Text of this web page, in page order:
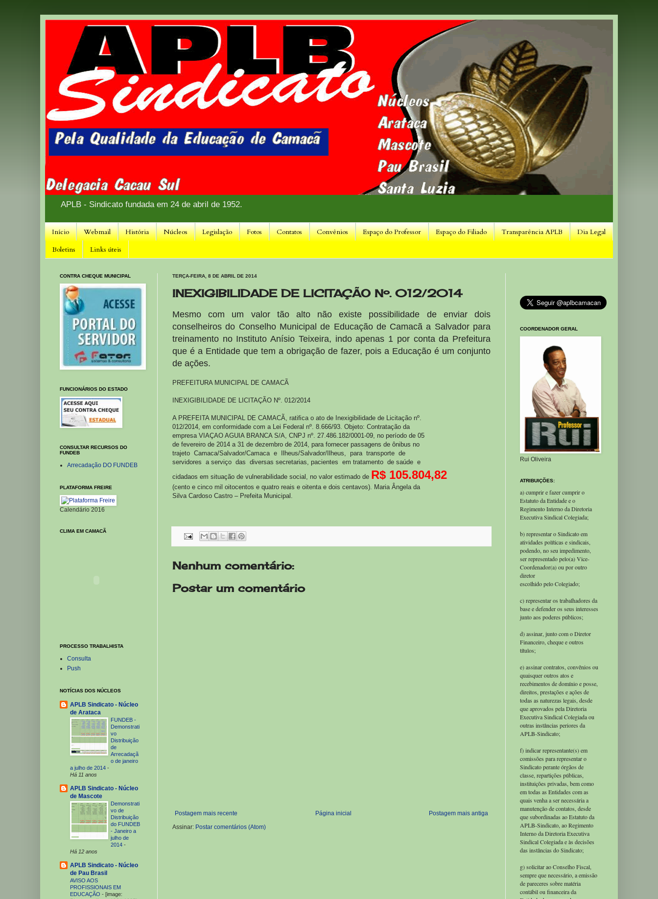
APLB - Sindicato fundada em 24 de abril de 1952.
Início Webmail História Núcleos Legislação Fotos Contatos Convênios Espaço do Professor Espaço do Filiado Transparência APLB
Dia Legal
Boletins
Links úteis
TERÇA-FEIRA, 8 DE ABRIL DE 2014
INEXIGIBILIDADE DE LICITAÇÃO Nº. 012/2014
Mesmo com um valor tão alto não existe possibilidade de enviar dois
conselheiros do Conselho Municipal de Educação de Camacã a Salvador para
treinamento no Instituto Anísio Teixeira, indo apenas 1 por conta da Prefeitura
que é a Entidade que tem a obrigação de fazer, pois a Educação é um conjunto
de ações.
PREFEITURA MUNICIPAL DE CAMACÃ
INEXIGIBILIDADE DE LICITAÇÃO Nº. 012/2014
A PREFEITA MUNICIPAL DE CAMACÃ, ratiﬁca o ato de Inexigibilidade de Licitação nº.
012/2014, em conformidade com a Lei Federal nº. 8.666/93. Objeto: Contratação da
empresa VIAÇAO AGUIA BRANCA S/A, CNPJ nº. 27.486.182/0001‐09, no período de 05
de fevereiro de 2014 a 31 de dezembro de 2014, para fornecer passagens de ônibus no
trajeto Camaca/Salvador/Camaca e Ilheus/Salvador/Ilheus, para transporte de
servidores a serviço das diversas secretarias, pacientes em tratamento de saúde e
cidadaos em situação de vulnerabilidade social, no valor estimado de R$ 105.804,82
(cento e cinco mil oitocentos e quatro reais e oitenta e dois centavos). Maria Ângela da
Silva Cardoso Castro – Prefeita Municipal.
Nenhum comentário:
Postar um comentário
Postagem mais recente Postagem mais antiga
Página inicial
Assinar: Postar comentários (Atom)
CONTRA CHEQUE MUNICIPAL
FUNCIONÁRIOS DO ESTADO
CONSULTAR RECURSOS DO
FUNDEB
Arrecadação DO FUNDEB
PLATAFORMA FREIRE
Calendário 2016
CLIMA EM CAMACÃ
PROCESSO TRABALHISTA
Consulta
Push
NOTÍCIAS DOS NÚCLEOS
APLB Sindicato - Núcleo
de Arataca
FUNDEB -
Demonstrati
vo
Distribuição
de
Arrecadaçã
o de janeiro
a julho de 2014 -
Há 11 anos
APLB Sindicato - Núcleo
de Mascote
Demonstrati
vo de
Distribuição
do FUNDEB
- Janeiro a
julho de
2014 -
Há 12 anos
APLB Sindicato - Núcleo
de Pau Brasil
AVISO AOS
PROFISSIONAIS EM
EDUCAÇÃO - [image:
COORDENADOR GERAL
Rui Oliveira
ATRIBUIÇÕES:
a) cumprir e fazer cumprir o
Estatuto da Entidade e o
Regimento Interno da Diretoria
Executiva Sindical Colegiada;
b) representar o Sindicato em
atividades políticas e sindicais,
podendo, no seu impedimento,
ser representado pelo(a) Vice-
Coordenador(a) ou por outro
diretor
escolhido pelo Colegiado;
c) representar os trabalhadores da
base e defender os seus interesses
junto aos poderes públicos;
d) assinar, junto com o Diretor
Financeiro, cheque e outros
títulos;
e) assinar contratos, convênios ou
quaisquer outros atos e
recebimentos de domínio e posse,
direitos, prestações e ações de
todas as naturezas legais, desde
que aprovados pela Diretoria
Executiva Sindical Colegiada ou
outras instâncias periores da
APLB-Sindicato;
f) indicar representante(s) em
comissões para representar o
Sindicato perante órgãos de
classe, repartições públicas,
instituições privadas, bem como
em todas as Entidades com as
quais venha a ser necessária a
manutenção de contatos, desde
que subordinadas ao Estatuto da
APLB-Sindicato, ao Regimento
Interno da Diretoria Executiva
Sindical Colegiada e às decisões
das instâncias do Sindicato;
g) solicitar ao Conselho Fiscal,
sempre que necessário, a emissão
de pareceres sobre matéria
contábil ou financeira da